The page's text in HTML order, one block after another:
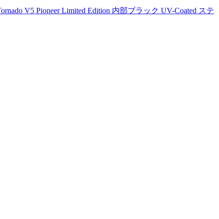
V5 Pioneer Limited Edition 内部ブラック UV-Coated ステ